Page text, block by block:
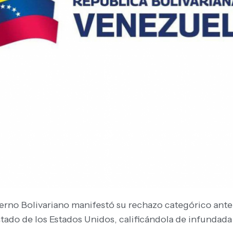
Bolivariano manifestó su rechazo categórico
de los Estados Unidos, calificándola de